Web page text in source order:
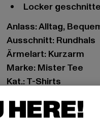
Locker
Anlass: Alltag,
Ausschnitt: Rundhals
Ärmelart: Kurzarm
Marke: Mister Tee
Kat.: T-Shirts
Hersteller Farbe: white
HERE!